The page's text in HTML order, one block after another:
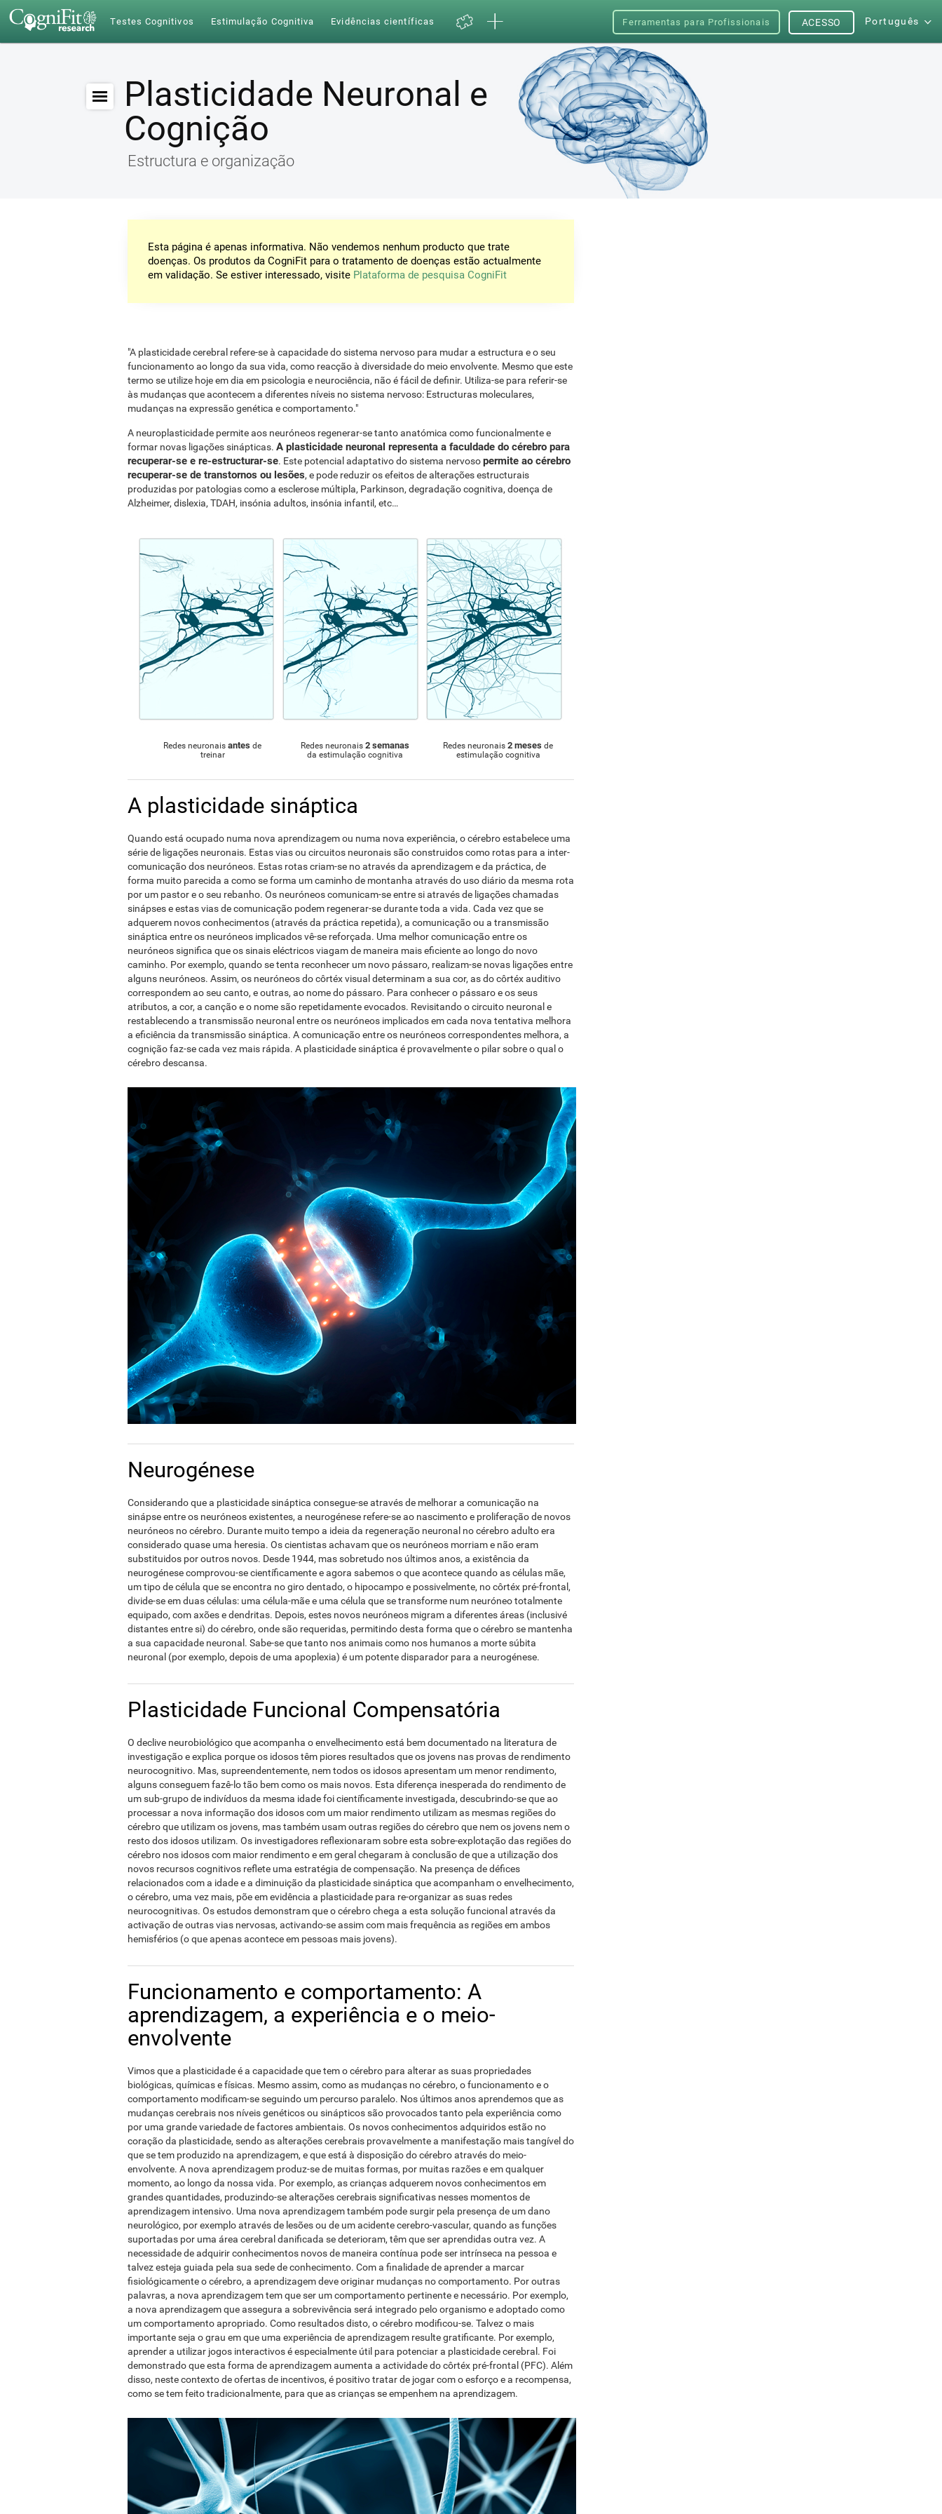
Testes Cognitivos Estimulação Cognitiva Evidências científicas Ferramentas para Profissionais Português
ACESSO
Plasticidade Neuronal e
Cognição
Estructura e organização
Esta página é apenas informativa. Não vendemos nenhum producto que trate
doenças. Os produtos da CogniFit para o tratamento de doenças estão actualmente
em validação. Se estiver interessado, visite Plataforma de pesquisa CogniFit
"A plasticidade cerebral refere-se à capacidade do sistema nervoso para mudar a estructura e o seu
funcionamento ao longo da sua vida, como reacção à diversidade do meio envolvente. Mesmo que este
termo se utilize hoje em dia em psicologia e neurociência, não é fácil de definir. Utiliza-se para referir-se
às mudanças que acontecem a diferentes níveis no sistema nervoso: Estructuras moleculares,
mudanças na expressão genética e comportamento."
A neuroplasticidade permite aos neuróneos regenerar-se tanto anatómica como funcionalmente e
formar novas ligações sinápticas. A plasticidade neuronal representa a faculdade do cérebro para
recuperar-se e re-estructurar-se. Este potencial adaptativo do sistema nervosopermite ao cérebro
recuperar-se de transtornos ou lesões, e pode reduzir os efeitos de alterações estructurais
produzidas por patologias como a esclerose múltipla, Parkinson, degradação cognitiva, doença de
Alzheimer, dislexia, TDAH, insónia adultos, insónia infantil, etc…
Redes neuronaisantes de
treinar
Redes neuronais2 semanas
da estimulação cognitiva
Redes neuronais2 meses de
estimulação cognitiva
A plasticidade sináptica
Quando está ocupado numa nova aprendizagem ou numa nova experiência, o cérebro estabelece uma
série de ligações neuronais. Estas vias ou circuitos neuronais são construidos como rotas para a inter-
comunicação dos neuróneos. Estas rotas criam-se no através da aprendizagem e da práctica, de
forma muito parecida a como se forma um caminho de montanha através do uso diário da mesma rota
por um pastor e o seu rebanho. Os neuróneos comunicam-se entre si através de ligações chamadas
sinápses e estas vias de comunicação podem regenerar-se durante toda a vida. Cada vez que se
adquerem novos conhecimentos (através da práctica repetida), a comunicação ou a transmissão
sináptica entre os neuróneos implicados vê-se reforçada. Uma melhor comunicação entre os
neuróneos significa que os sinais eléctricos viagam de maneira mais eficiente ao longo do novo
caminho. Por exemplo, quando se tenta reconhecer um novo pássaro, realizam-se novas ligações entre
alguns neuróneos. Assim, os neuróneos do côrtéx visual determinam a sua cor, as do côrtéx auditivo
correspondem ao seu canto, e outras, ao nome do pássaro. Para conhecer o pássaro e os seus
atributos, a cor, a canção e o nome são repetidamente evocados. Revisitando o circuito neuronal e
restablecendo a transmissão neuronal entre os neuróneos implicados em cada nova tentativa melhora
a eficiência da transmissão sináptica. A comunicação entre os neuróneos correspondentes melhora, a
cognição faz-se cada vez mais rápida. A plasticidade sináptica é provavelmente o pilar sobre o qual o
cérebro descansa.
Neurogénese
Considerando que a plasticidade sináptica consegue-se através de melhorar a comunicação na
sinápse entre os neuróneos existentes, a neurogénese refere-se ao nascimento e proliferação de novos
neuróneos no cérebro. Durante muito tempo a ideia da regeneração neuronal no cérebro adulto era
considerado quase uma heresia. Os cientistas achavam que os neuróneos morriam e não eram
substituidos por outros novos. Desde 1944, mas sobretudo nos últimos anos, a existência da
neurogénese comprovou-se científicamente e agora sabemos o que acontece quando as células mãe,
um tipo de célula que se encontra no giro dentado, o hipocampo e possivelmente, no côrtéx pré-frontal,
divide-se em duas células: uma célula-mãe e uma célula que se transforme num neuróneo totalmente
equipado, com axões e dendritas. Depois, estes novos neuróneos migram a diferentes áreas (inclusivé
distantes entre si) do cérebro, onde são requeridas, permitindo desta forma que o cérebro se mantenha
a sua capacidade neuronal. Sabe-se que tanto nos animais como nos humanos a morte súbita
neuronal (por exemplo, depois de uma apoplexia) é um potente disparador para a neurogénese.
Plasticidade Funcional Compensatória
O declive neurobiológico que acompanha o envelhecimento está bem documentado na literatura de
investigação e explica porque os idosos têm piores resultados que os jovens nas provas de rendimento
neurocognitivo. Mas, supreendentemente, nem todos os idosos apresentam um menor rendimento,
alguns conseguem fazê-lo tão bem como os mais novos. Esta diferença inesperada do rendimento de
um sub-grupo de indivíduos da mesma idade foi científicamente investigada, descubrindo-se que ao
processar a nova informação dos idosos com um maior rendimento utilizam as mesmas regiões do
cérebro que utilizam os jovens, mas também usam outras regiões do cérebro que nem os jovens nem o
resto dos idosos utilizam. Os investigadores reflexionaram sobre esta sobre-explotação das regiões do
cérebro nos idosos com maior rendimento e em geral chegaram à conclusão de que a utilização dos
novos recursos cognitivos reflete uma estratégia de compensação. Na presença de défices
relacionados com a idade e a diminuição da plasticidade sináptica que acompanham o envelhecimento,
o cérebro, uma vez mais, põe em evidência a plasticidade para re-organizar as suas redes
neurocognitivas. Os estudos demonstram que o cérebro chega a esta solução funcional através da
activação de outras vias nervosas, activando-se assim com mais frequência as regiões em ambos
hemisférios (o que apenas acontece em pessoas mais jovens).
Funcionamento e comportamento: A
aprendizagem, a experiência e o meio-
envolvente
Vimos que a plasticidade é a capacidade que tem o cérebro para alterar as suas propriedades
biológicas, químicas e físicas. Mesmo assim, como as mudanças no cérebro, o funcionamento e o
comportamento modificam-se seguindo um percurso paralelo. Nos últimos anos aprendemos que as
mudanças cerebrais nos níveis genéticos ou sinápticos são provocados tanto pela experiência como
por uma grande variedade de factores ambientais. Os novos conhecimentos adquiridos estão no
coração da plasticidade, sendo as alterações cerebrais provavelmente a manifestação mais tangível do
que se tem produzido na aprendizagem, e que está à disposição do cérebro através do meio-
envolvente. A nova aprendizagem produz-se de muitas formas, por muitas razões e em qualquer
momento, ao longo da nossa vida. Por exemplo, as crianças adquerem novos conhecimentos em
grandes quantidades, produzindo-se alterações cerebrais significativas nesses momentos de
aprendizagem intensivo. Uma nova aprendizagem também pode surgir pela presença de um dano
neurológico, por exemplo através de lesões ou de um acidente cerebro-vascular, quando as funções
suportadas por uma área cerebral danificada se deterioram, têm que ser aprendidas outra vez. A
necessidade de adquirir conhecimentos novos de maneira contínua pode ser intrínseca na pessoa e
talvez esteja guiada pela sua sede de conhecimento. Com a finalidade de aprender a marcar
fisiológicamente o cérebro, a aprendizagem deve originar mudanças no comportamento. Por outras
palavras, a nova aprendizagem tem que ser um comportamento pertinente e necessário. Por exemplo,
a nova aprendizagem que assegura a sobrevivência será integrado pelo organismo e adoptado como
um comportamento apropriado. Como resultados disto, o cérebro modificou-se. Talvez o mais
importante seja o grau em que uma experiência de aprendizagem resulte gratificante. Por exemplo,
aprender a utilizar jogos interactivos é especialmente útil para potenciar a plasticidade cerebral. Foi
demonstrado que esta forma de aprendizagem aumenta a actividade do côrtéx pré-frontal (PFC). Além
disso, neste contexto de ofertas de incentivos, é positivo tratar de jogar com o esforço e a recompensa,
como se tem feito tradicionalmente, para que as crianças se empenhem na aprendizagem.